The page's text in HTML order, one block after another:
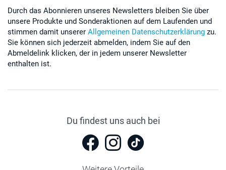
Durch das Abonnieren unseres Newsletters bleiben Sie über
unsere Produkte und Sonderaktionen auf dem Laufenden und
stimmen damit unserer Allgemeinen Datenschutzerklärung zu.
Sie können sich jederzeit abmelden, indem Sie auf den
Abmeldelink klicken, der in jedem unserer Newsletter
enthalten ist.
Du findest uns auch bei